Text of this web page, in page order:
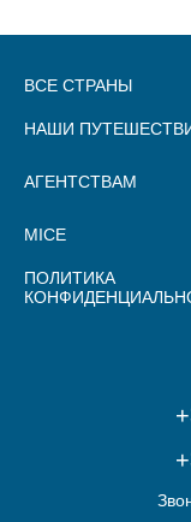
ВСЕ СТРАНЫ
НАШИ
АГЕНТСТВАМ
MICE
ПОЛИТИКА